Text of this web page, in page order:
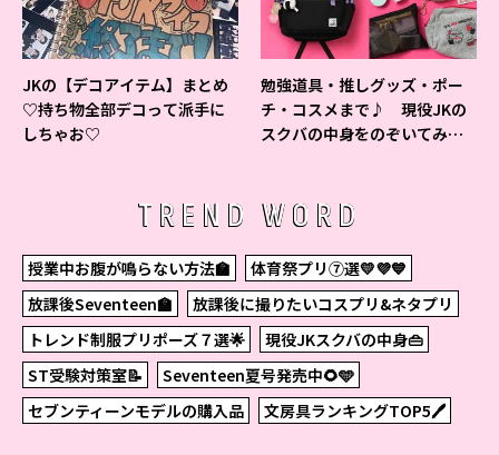
JKの【デコアイテム】まとめ
♡持ち物全部デコって派手に
しちゃお♡
勉強道具・推しグッズ・ポー
チ・コスメまで♪ 現役JKの
スクバの中身をのぞいてみ
TREND WORD
授業中お腹が鳴らない方法🏫
体育祭プリ⑦選💛💜💙
放課後Seventeen🏫
放課後に撮りたいコスプリ&ネタプリ
トレンド制服プリポーズ７選🌟
現役JKスクバの中身👜
ST受験対策室📝
Seventeen夏号発売中🌻🩵
セブンティーンモデルの購入品
文房具ランキングTOP5🖊